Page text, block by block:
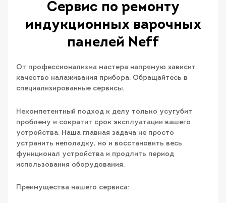
Сервис по ремонту
индукционных варочных
панелей Neff
От профессионализма мастера напрямую зависит
качество налаживания прибора. Обращайтесь в
специализированные сервисы.
Некомпетентный подход к делу только усугубит
проблему и сократит срок эксплуатации вашего
устройства. Наша главная задача не просто
устранить неполадку, но и восстановить весь
функционал устройства и продлить период
использования оборудования.
Преимущества нашего сервиса: